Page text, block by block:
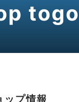
togo
ップ情報